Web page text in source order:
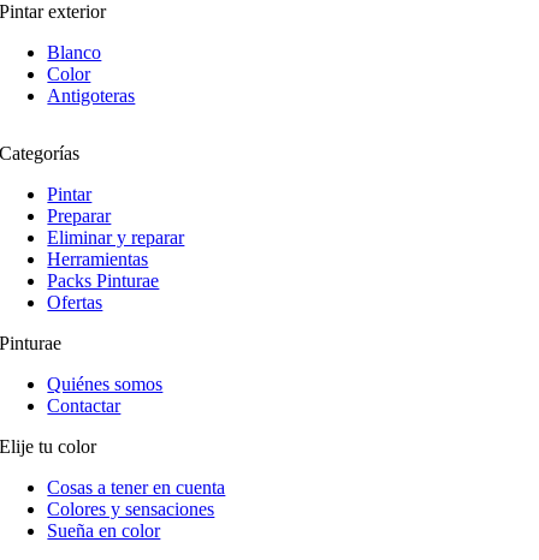
Pintar exterior
Blanco
Color
Antigoteras
Categorías
Pintar
Preparar
Eliminar y reparar
Herramientas
Packs Pinturae
Ofertas
Pinturae
Quiénes somos
Contactar
Elije tu color
Cosas a tener en cuenta
Colores y sensaciones
Sueña en color